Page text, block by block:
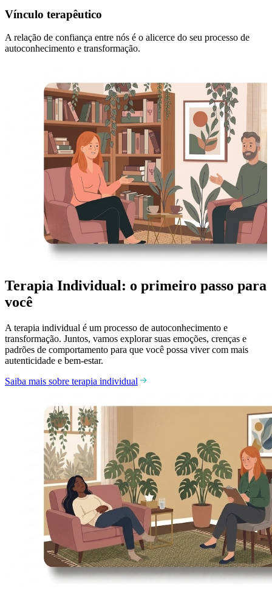
Vínculo terapêutico
A relação de confiança entre nós é o alicerce do seu processo de
autoconhecimento e transformação.
Terapia Individual: o primeiro passo para
você
A terapia individual é um processo de autoconhecimento e
transformação. Juntos, vamos explorar suas emoções, crenças e
padrões de comportamento para que você possa viver com mais
autenticidade e bem-estar.
Saiba mais sobre terapia individual